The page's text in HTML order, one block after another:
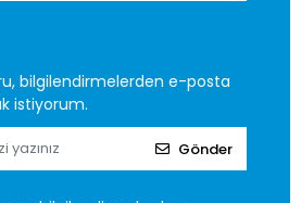
bilgilendirmelerden e-posta
istiyorum.
Gönder